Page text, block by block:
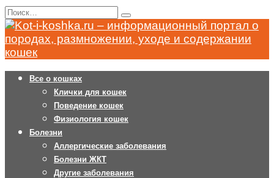
Перейти
к
содержанию
Search
for:
Все о кошках
Клички для кошек
Поведение кошек
Физиология кошек
Болезни
Аллергические заболевания
Болезни ЖКТ
Другие заболевания